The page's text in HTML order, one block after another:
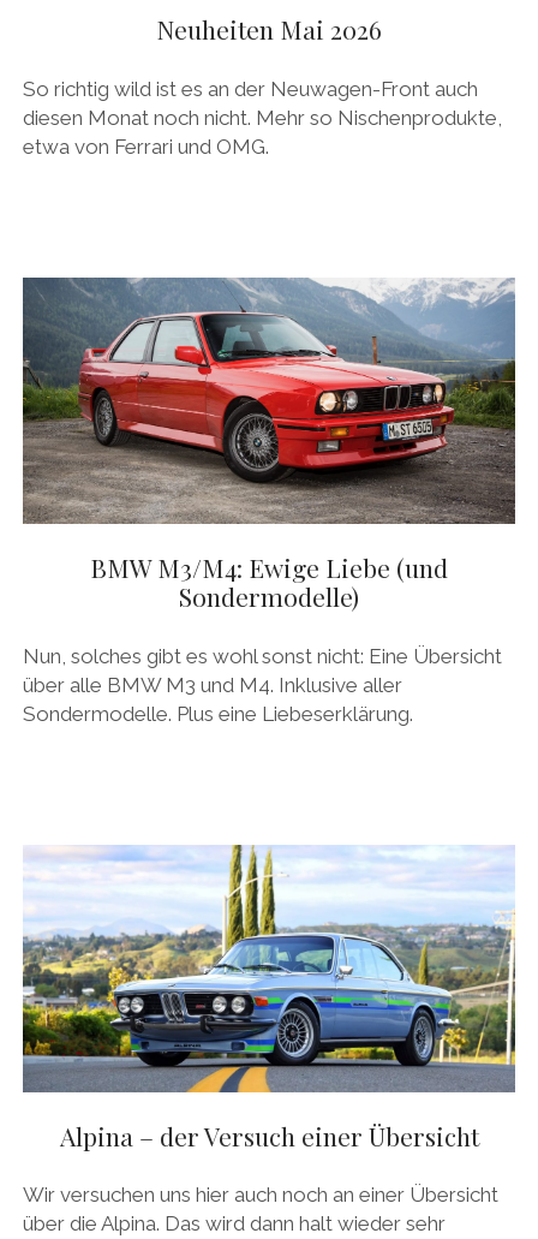
PEUGEOT
REDAKTION
SKODA
SUBARU
TOYOTA/LEXUS
VOLKSWAGEN
VOLVO
VORKRIEG
Neuheiten Mai 2026
So richtig wild ist es an der Neuwagen-Front auch
diesen Monat noch nicht. Mehr so Nischenprodukte,
etwa von Ferrari und OMG.
BMW M3/M4: Ewige Liebe (und
Sondermodelle)
Nun, solches gibt es wohl sonst nicht: Eine Übersicht
über alle BMW M3 und M4. Inklusive aller
Sondermodelle. Plus eine Liebeserklärung.
Alpina – der Versuch einer Übersicht
Wir versuchen uns hier auch noch an einer Übersicht
über die Alpina. Das wird dann halt wieder sehr